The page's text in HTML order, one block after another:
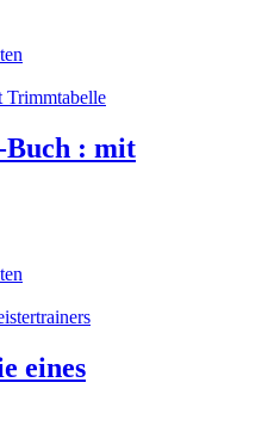
Buch : mit
eines